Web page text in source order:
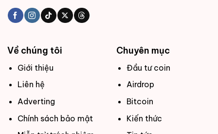
Về chúng tôi
Giới thiệu
Liên hệ
Adverting
Chính sách bảo mật
Chuyên mục
Đầu tư coin
Airdrop
Bitcoin
Kiến thức